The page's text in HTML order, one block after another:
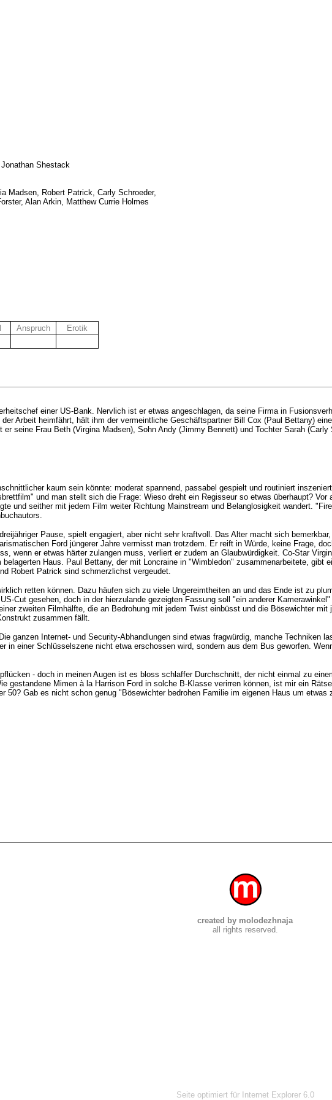
Shestack
Madsen, Robert Patrick, Carly Schroeder,
Alan Arkin, Matthew Currie Holmes
Anspruch
Erotik
einer US-Bank. Nervlich ist er etwas angeschlagen, da seine Firma in
Arbeit heimfährt, hält ihm der vermeintliche Geschäftspartner Bill Cox (Paul Bettany)
seine Frau Beth (Virgina Madsen), Sohn Andy (Jimmy Bennett) und Tochter Sarah
kaum sein könnte: moderat spannend, passabel gespielt und routiniert
und man stellt sich die Frage: Wieso dreht ein Regisseur so etwas überhaupt?
und seither mit jedem Film weiter Richtung Mainstream und Belanglosigkeit wandert.
Pause, spielt engagiert, aber nicht sehr kraftvoll. Das Alter macht sich
Ford jüngerer Jahre vermisst man trotzdem. Er reift in Würde, keine Frage,
wenn er etwas härter zulangen muss, verliert er zudem an Glaubwürdigkeit. Co-Star
Haus. Paul Bettany, der mit Loncraine in "Wimbledon" zusammenarbeitete,
Robert Patrick sind schmerzlichst vergeudet.
retten können. Dazu häufen sich zu viele Ungereimtheiten an und das Ende ist zu
Cut gesehen, doch in der hierzulande gezeigten Fassung soll "ein anderer
zweiten Filmhälfte, die an Bedrohung mit jedem Twist einbüsst und die Bösewichter
zusammen fällt.
ganzen Internet- und Security-Abhandlungen sind etwas fragwürdig, manche
in einer Schlüsselszene nicht etwa erschossen wird, sondern aus dem Bus geworfen.
- doch in meinen Augen ist es bloss schlaffer Durchschnitt, der nicht einmal zu
gestandene Mimen à la Harrison Ford in solche B-Klasse verirren können, ist mir ein
50? Gab es nicht schon genug "Bösewichter bedrohen Familie im eigenen Haus um
created by molodezhnaja
all rights reserved.
Seite optimiert für Internet Explorer 6.0